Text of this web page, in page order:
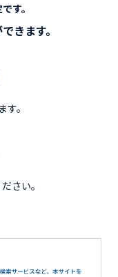
す。
きます。
。
さい。